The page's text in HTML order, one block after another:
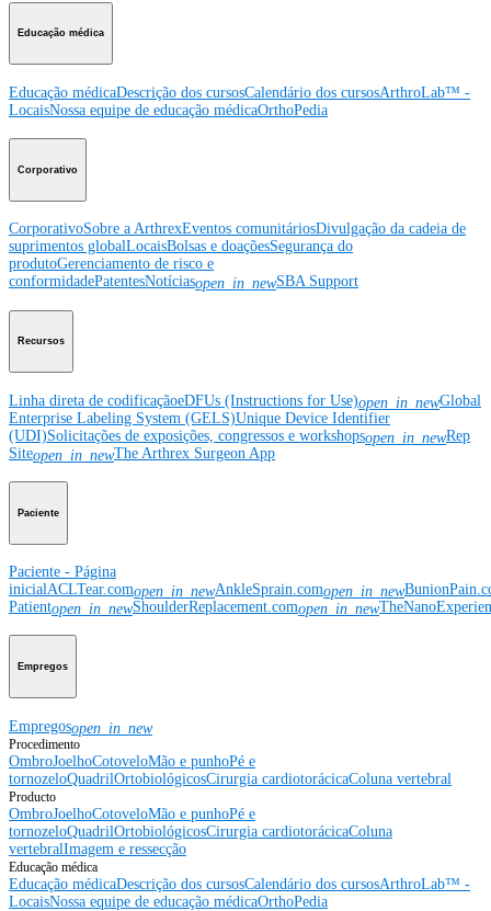
Educação médica
Educação médicaDescrição dos cursosCalendário dos cursosArthroLab™ -
LocaisNossa equipe de educação médicaOrthoPedia
Corporativo
CorporativoSobre a ArthrexEventos comunitáriosDivulgação da cadeia de
suprimentos globalLocaisBolsas e doaçõesSegurança do
produtoGerenciamento de risco e
conformidadePatentesNotíciasopen_in_newSBA Support
Recursos
Linha direta de codificaçãoeDFUs (Instructions for Use)open_in_newGlobal
Enterprise Labeling System (GELS)Unique Device Identifier
(UDI)Solicitações de exposições, congressos e workshopsopen_in_newRep
Siteopen_in_newThe Arthrex Surgeon App
Paciente
Paciente - Página
inicialACLTear.comopen_in_newAnkleSprain.comopen_in_new
Patientopen_in_newShoulderReplacement.comopen_in_new
Empregos
Empregosopen_in_new
Procedimento
OmbroJoelhoCotoveloMão e punhoPé e
tornozeloQuadrilOrtobiológicosCirurgia cardiotorácicaColuna vertebral
Producto
OmbroJoelhoCotoveloMão e punhoPé e
tornozeloQuadrilOrtobiológicosCirurgia cardiotorácicaColuna
vertebralImagem e ressecção
Educação médica
Educação médicaDescrição dos cursosCalendário dos cursosArthroLab™ -
LocaisNossa equipe de educação médicaOrthoPedia